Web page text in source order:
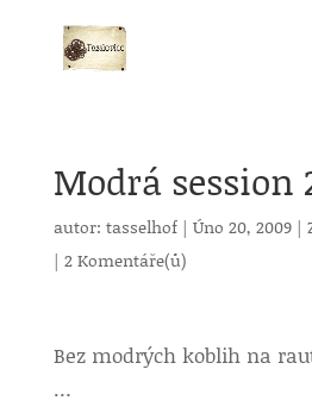
Modrá session
autor: tasselhof| Úno 20, 2009|
| 2 Komentáře(ů)
Bez modrých koblih na
…